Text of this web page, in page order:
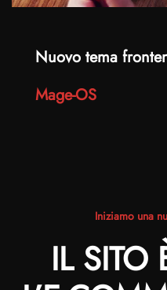
Nuovo tema
Mage-OS
Iniziamo una
IL SITO